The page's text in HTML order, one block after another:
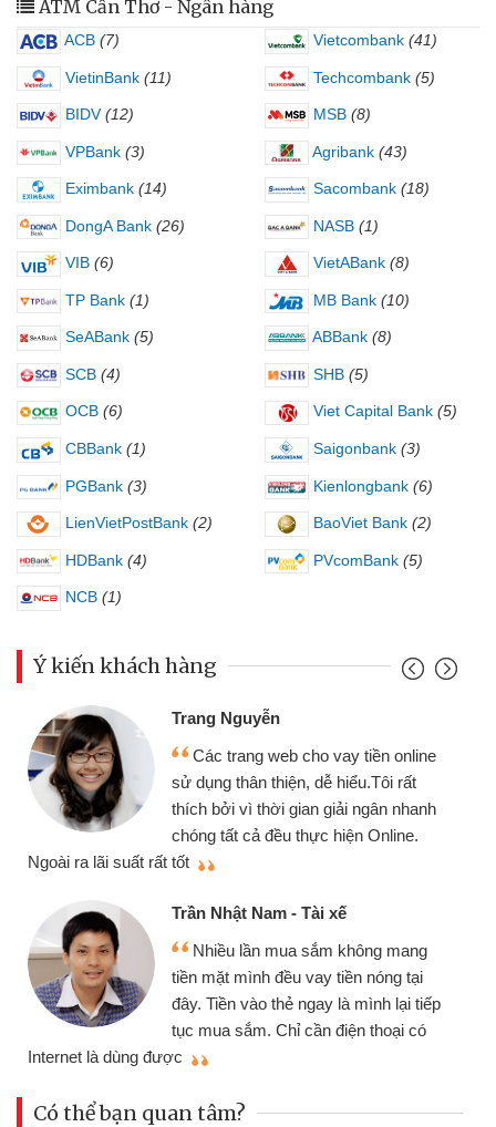
ATM Cần Thơ - Ngân hàng
ACB (7) Vietcombank (41)
VietinBank (11) Techcombank (5)
BIDV (12) MSB (8)
VPBank (3) Agribank (43)
Eximbank (14) Sacombank (18)
DongA Bank (26) NASB (1)
VIB (6) VietABank (8)
TP Bank (1) MB Bank (10)
SeABank (5) ABBank (8)
SCB (4) SHB (5)
OCB (6) Viet Capital Bank (5)
CBBank (1) Saigonbank (3)
PGBank (3) Kienlongbank (6)
LienVietPostBank (2) BaoViet Bank (2)
HDBank (4) PVcomBank (5)
NCB (1)
Ý kiến khách hàng
trang web cho vay tiền online
thân thiện, dễ hiểu.Tôi rất
vì thời gian giải ngân nhanh
cả đều thực hiện Online.
Nam - Tài xế
lần mua sắm không mang
mình đều vay tiền nóng tại
vào thẻ ngay là mình lại tiếp
sắm. Chỉ cần điện thoại có
chiếc xe
nhiều lúc
đến website
đã giải
Có thể bạn quan tâm?